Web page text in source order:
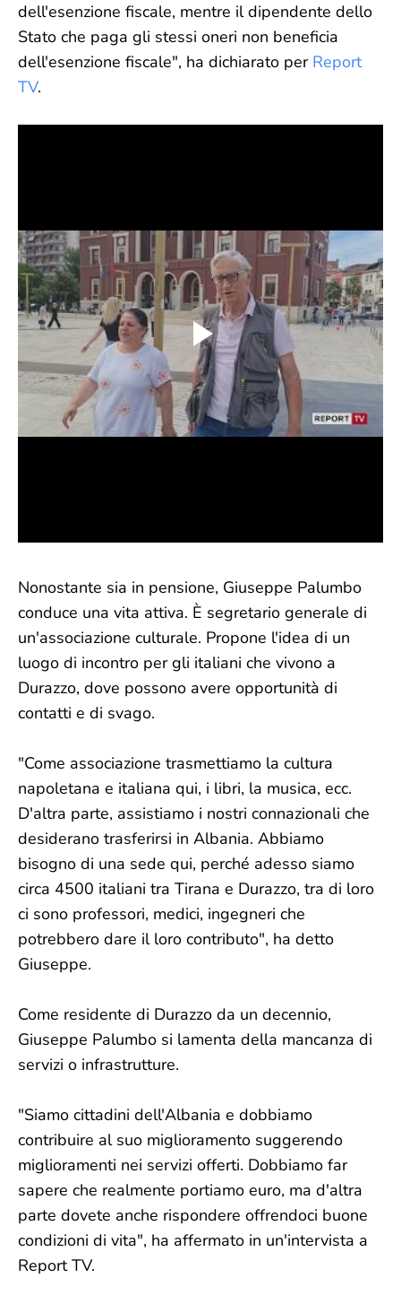
dell'esenzione fiscale, mentre il dipendente dello
Stato che paga gli stessi oneri non beneficia
dell'esenzione fiscale", ha dichiarato per Report
TV.
Nonostante sia in pensione, Giuseppe Palumbo
conduce una vita attiva. È segretario generale di
un'associazione culturale. Propone l'idea di un
luogo di incontro per gli italiani che vivono a
Durazzo, dove possono avere opportunità di
contatti e di svago.
"Come associazione trasmettiamo la cultura
napoletana e italiana qui, i libri, la musica, ecc.
D'altra parte, assistiamo i nostri connazionali che
desiderano trasferirsi in Albania. Abbiamo
bisogno di una sede qui, perché adesso siamo
circa 4500 italiani tra Tirana e Durazzo, tra di loro
ci sono professori, medici, ingegneri che
potrebbero dare il loro contributo", ha detto
Giuseppe.
Come residente di Durazzo da un decennio,
Giuseppe Palumbo si lamenta della mancanza di
servizi o infrastrutture.
"Siamo cittadini dell'Albania e dobbiamo
contribuire al suo miglioramento suggerendo
miglioramenti nei servizi offerti. Dobbiamo far
sapere che realmente portiamo euro, ma d'altra
parte dovete anche rispondere offrendoci buone
condizioni di vita", ha affermato in un'intervista a
Report TV.